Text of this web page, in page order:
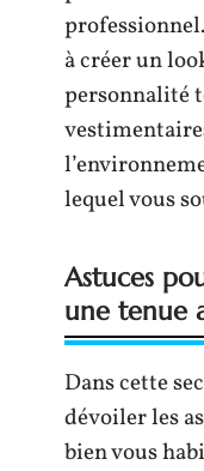
à créer un
personnalité
lequel vous
Astuces
une tenue
Dans cette
dévoiler les
bien vous